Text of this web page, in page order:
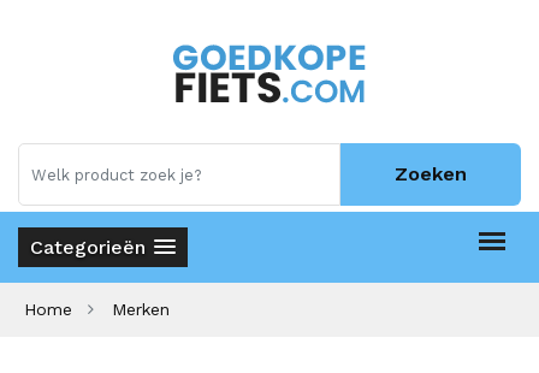
Zoeken
Categorieën
Home Merken